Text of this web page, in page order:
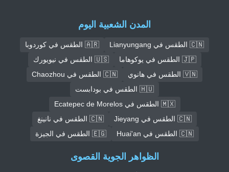
المدن الشعبية اليوم
🇨🇳 الطقس في Lianyungang
🇦🇷 الطقس في كوردوبا
🇯🇵 الطقس في يوكوهاما
🇺🇸 الطقس في نيويورك
🇻🇳 الطقس في هانوي
🇨🇳 الطقس في Chaozhou
🇭🇺 الطقس في بودابست
🇲🇽 الطقس في Ecatepec de Morelos
🇨🇳 الطقس في Jieyang
🇨🇳 الطقس في نانينغ
🇨🇳 الطقس في Huai'an
🇪🇬 الطقس في الجيزة
الظواهر الجوية القصوى